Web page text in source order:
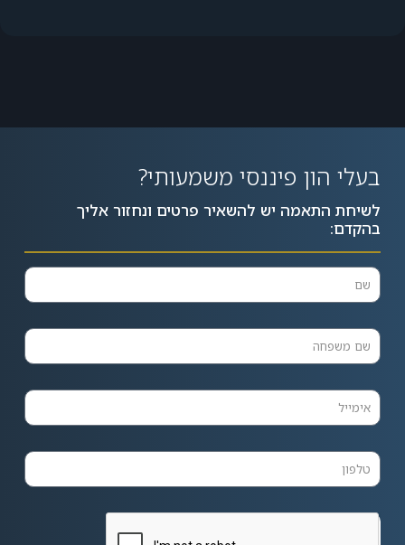
בעלי הון פיננסי משמעותי?
לשיחת התאמה יש להשאיר פרטים ונחזור אליך
בהקדם: